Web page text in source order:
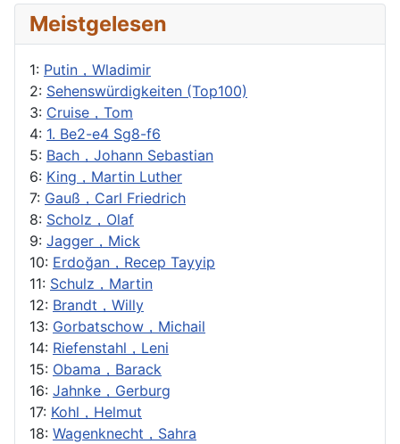
Meistgelesen
1: Putin，Wladimir
2: Sehenswürdigkeiten (Top100)
3: Cruise，Tom
4: 1. Be2-e4 Sg8-f6
5: Bach，Johann Sebastian
6: King，Martin Luther
7: Gauß，Carl Friedrich
8: Scholz，Olaf
9: Jagger，Mick
10: Erdoğan，Recep Tayyip
11: Schulz，Martin
12: Brandt，Willy
13: Gorbatschow，Michail
14: Riefenstahl，Leni
15: Obama，Barack
16: Jahnke，Gerburg
17: Kohl，Helmut
18: Wagenknecht，Sahra